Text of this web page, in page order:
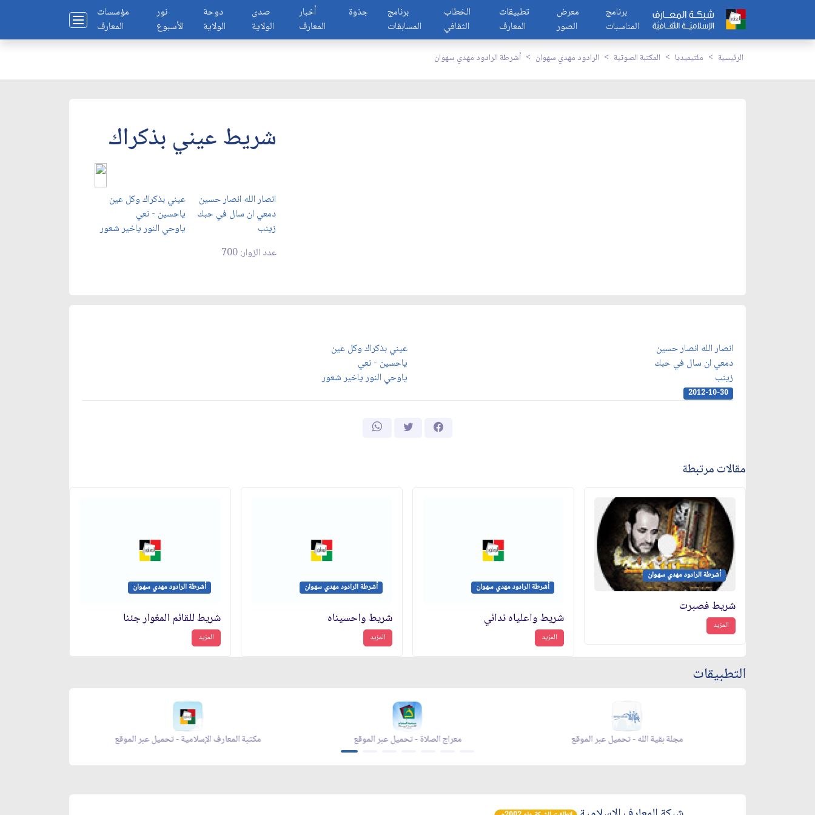
مؤسسات
المعارف
نور
الأسبوع
دوحة
الولاية
صدى
الولاية
أخبار
المعارف
جذوة
برنامج
المسابقات
الخطاب
الثقافي
تطبيقات
المعارف
معرض
الصور
برنامج
المناسبات
الرئيسية ملتيميديا المكتبة الصوتية الرادود مهدي سهوان أشرطة الرادود مهدي سهوان
شريط عيني بذكراك
انصار الله انصار حسين
عيني بذكراك وكل عين
دمعي ان سال في حبك
ياحسين - نعي
زينب
ياوحي النور ياخير شعور
عدد الزوار: 700
انصار الله انصار حسين
عيني بذكراك وكل عين
دمعي ان سال في حبك
ياحسين - نعي
زينب
ياوحي النور ياخير شعور
2012-10-30
مقالات مرتبطة
أشرطة الرادود مهدي سهوان
شريط فصبرت
المزيد
أشرطة الرادود مهدي سهوان
شريط واعلياه ندائي
المزيد
أشرطة الرادود مهدي سهوان
شريط واحسيناه
المزيد
أشرطة الرادود مهدي سهوان
شريط للقائم المغوار جئنا
المزيد
التطبيقات
معراج الصلاة - تحميل عبر الموقع مجلة بقية الله - تحميل عبر الموقع زاد شهر رمضان - تحميل عبر الموقع